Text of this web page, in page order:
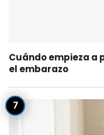
Cuándo empieza a
el embarazo